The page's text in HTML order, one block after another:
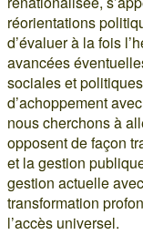
réorientations
d’évaluer à la fois
avancées
sociales et
d’achoppement
nous cherchons à
opposent de façon
et la gestion
gestion actuelle
transformation
l’accès universel.